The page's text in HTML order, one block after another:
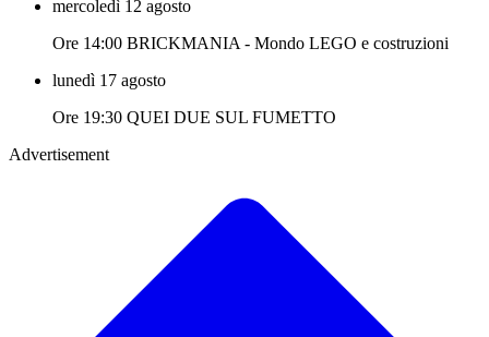
mercoledì 12 agosto
Ore 14:00 BRICKMANIA - Mondo LEGO e costruzioni
lunedì 17 agosto
Ore 19:30 QUEI DUE SUL FUMETTO
Advertisement